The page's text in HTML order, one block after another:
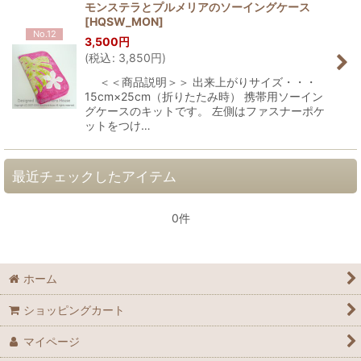
No.12
モンステラとプルメリアのソーイングケース
[HQSW_MON]
3,500円
(税込: 3,850円)
＜＜商品説明＞＞ 出来上がりサイズ・・・
15cm×25cm（折りたたみ時） 携帯用ソーイン
グケースのキットです。 左側はファスナーポケ
ットをつけ…
最近チェックしたアイテム
0件
ホーム
ショッピングカート
マイページ